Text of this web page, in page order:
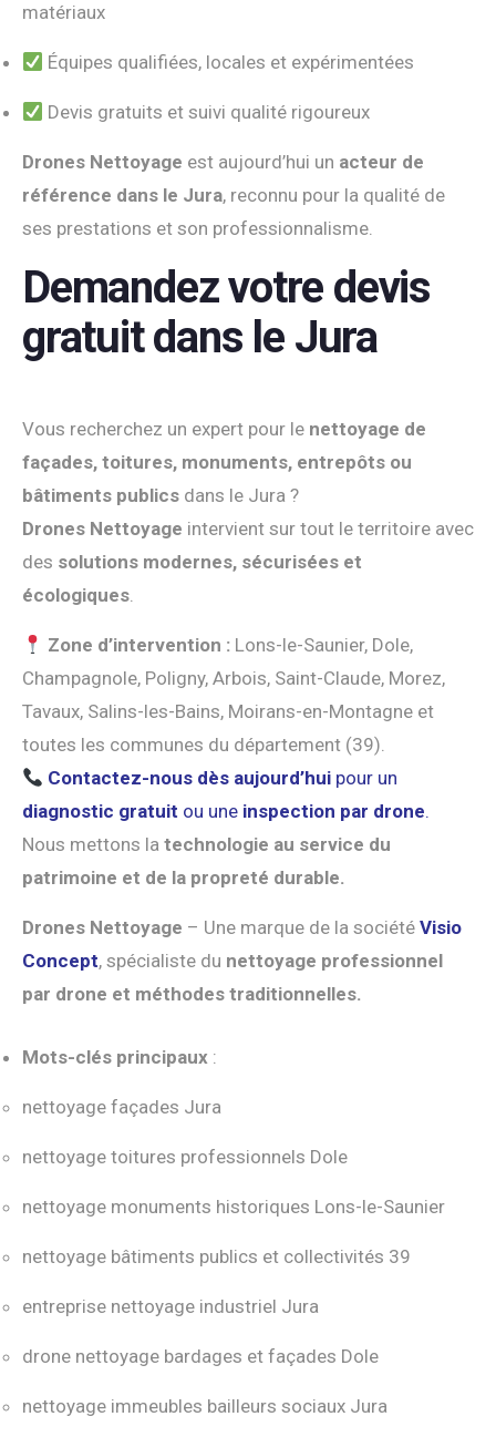
matériaux
Équipes qualifiées, locales et expérimentées
Devis gratuits et suivi qualité rigoureux
Drones Nettoyage est aujourd’hui un acteur de
référence dans le Jura, reconnu pour la qualité de
ses prestations et son professionnalisme.
Demandez votre devis
gratuit dans le Jura
Vous recherchez un expert pour le nettoyage de
façades, toitures, monuments, entrepôts ou
bâtiments publics dans le Jura ?
Drones Nettoyage intervient sur tout le territoire avec
des solutions modernes, sécurisées et
écologiques.
Zone d’intervention : Lons-le-Saunier, Dole,
Champagnole, Poligny, Arbois, Saint-Claude, Morez,
Tavaux, Salins-les-Bains, Moirans-en-Montagne et
toutes les communes du département (39).
Contactez-nous dès aujourd’hui pour un
diagnostic gratuit ou une inspection par drone.
Nous mettons la technologie au service du
patrimoine et de la propreté durable.
Drones Nettoyage – Une marque de la société Visio
Concept, spécialiste du nettoyage professionnel
par drone et méthodes traditionnelles.
Mots-clés principaux :
nettoyage façades Jura
nettoyage toitures professionnels Dole
nettoyage monuments historiques Lons-le-Saunier
nettoyage bâtiments publics et collectivités 39
entreprise nettoyage industriel Jura
drone nettoyage bardages et façades Dole
nettoyage immeubles bailleurs sociaux Jura